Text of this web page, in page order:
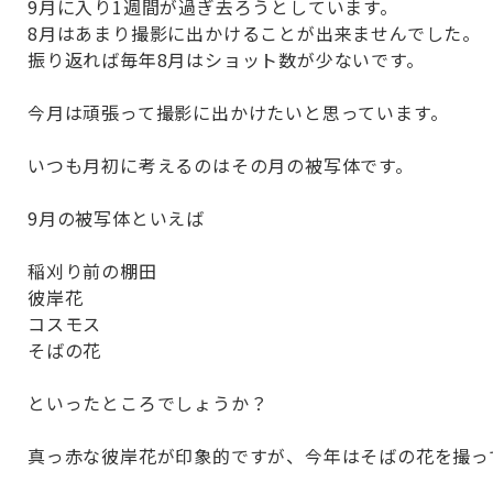
9月に入り1週間が過ぎ去ろうとしています。
8月はあまり撮影に出かけることが出来ませんでした。
振り返れば毎年8月はショット数が少ないです。
今月は頑張って撮影に出かけたいと思っています。
いつも月初に考えるのはその月の被写体です。
9月の被写体といえば
稲刈り前の棚田
彼岸花
コスモス
そばの花
といったところでしょうか？
真っ赤な彼岸花が印象的ですが、今年はそばの花を撮